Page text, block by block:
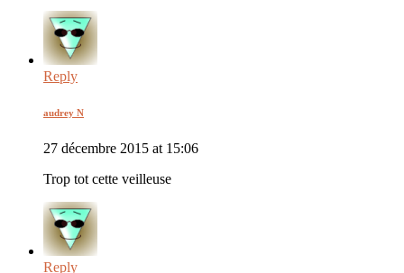
Reply
audrey N
27 décembre 2015 at 15:06
Trop tot cette veilleuse
Reply